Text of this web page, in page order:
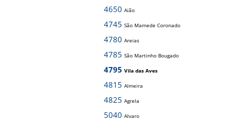
4650 Aião
4745 São Mamede Coronado
4780 Areias
4785 São Martinho Bougado
4795 Vila das Aves
4815 Almeira
4825 Agrela
5040 Alvaro